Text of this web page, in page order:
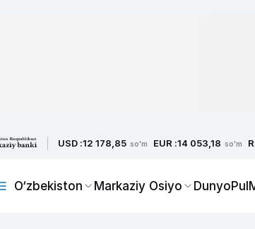
USD :12 178,85 so'm EUR :14 053,18 so'm
O‘zbekiston Markaziy Osiyo DunyoPul